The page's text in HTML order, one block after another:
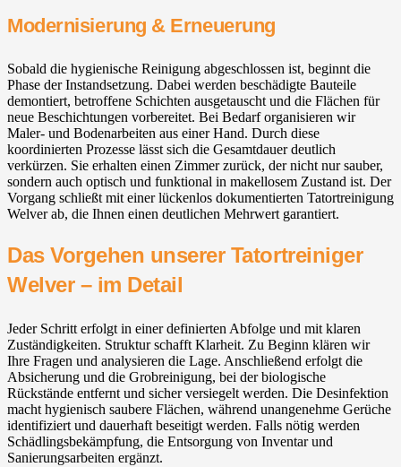
Modernisierung & Erneuerung
Sobald die hygienische Reinigung abgeschlossen ist, beginnt die
Phase der Instandsetzung. Dabei werden beschädigte Bauteile
demontiert, betroffene Schichten ausgetauscht und die Flächen für
neue Beschichtungen vorbereitet. Bei Bedarf organisieren wir
Maler- und Bodenarbeiten aus einer Hand. Durch diese
koordinierten Prozesse lässt sich die Gesamtdauer deutlich
verkürzen. Sie erhalten einen Zimmer zurück, der nicht nur sauber,
sondern auch optisch und funktional in makellosem Zustand ist. Der
Vorgang schließt mit einer lückenlos dokumentierten Tatortreinigung
Welver ab, die Ihnen einen deutlichen Mehrwert garantiert.
Das Vorgehen unserer Tatortreiniger
Welver – im Detail
Jeder Schritt erfolgt in einer definierten Abfolge und mit klaren
Zuständigkeiten. Struktur schafft Klarheit. Zu Beginn klären wir
Ihre Fragen und analysieren die Lage. Anschließend erfolgt die
Absicherung und die Grobreinigung, bei der biologische
Rückstände entfernt und sicher versiegelt werden. Die Desinfektion
macht hygienisch saubere Flächen, während unangenehme Gerüche
identifiziert und dauerhaft beseitigt werden. Falls nötig werden
Schädlingsbekämpfung, die Entsorgung von Inventar und
Sanierungsarbeiten ergänzt.